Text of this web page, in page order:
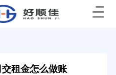
租金怎么做账